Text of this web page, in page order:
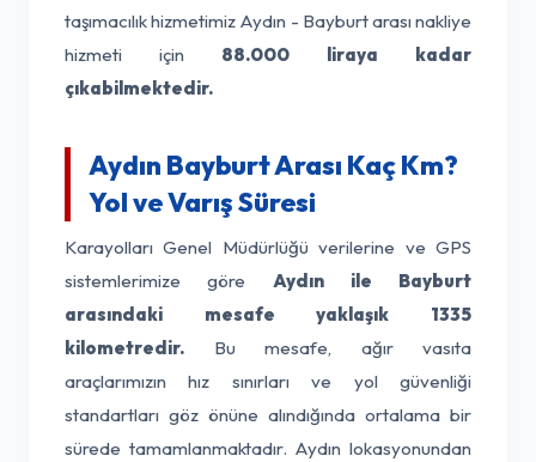
taşımacılık hizmetimiz Aydın - Bayburt arası nakliye
hizmeti için 88.000 liraya kadar
çıkabilmektedir.
Aydın Bayburt Arası Kaç Km?
Yol ve Varış Süresi
Karayolları Genel Müdürlüğü verilerine ve GPS
sistemlerimize göre Aydın ile Bayburt
arasındaki mesafe yaklaşık 1335
kilometredir. Bu mesafe, ağır vasıta
araçlarımızın hız sınırları ve yol güvenliği
standartları göz önüne alındığında ortalama bir
sürede tamamlanmaktadır. Aydın lokasyonundan